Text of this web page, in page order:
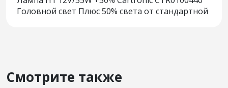
Головной свет Плюс 50% света от стандартной
Смотрите также